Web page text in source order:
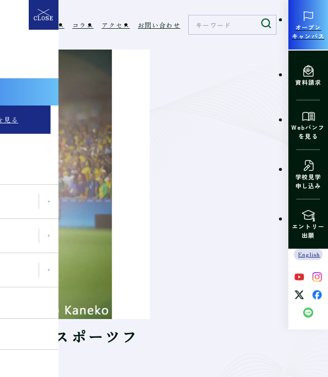
ニュース コラム アクセス お問い合わせ
CLOSE
見る
オープン
キャンパス
資料請求
Webパンフ
を見る
学校見学
申し込み
エントリー
出願
English
る！スポーツフ